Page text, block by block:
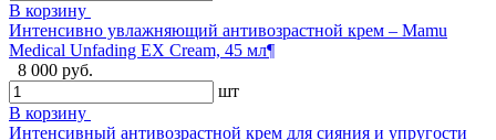
В корзину
Интенсивно увлажняющий антивозрастной крем – Mamu
Medical Unfading EX Cream, 45 мл¶
8 000 руб.
шт
В корзину
Интенсивный антивозрастной крем для сияния и упругости